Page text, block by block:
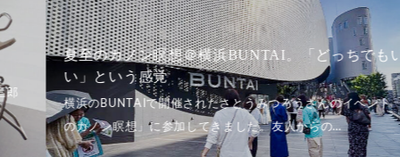
夏至のカノン瞑想＠横浜BUNTAI。「どっちでもい
い」という感覚